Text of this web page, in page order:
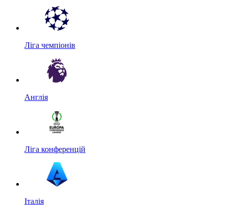
Ліга чемпіонів
Англія
Ліга конференцій
Італія